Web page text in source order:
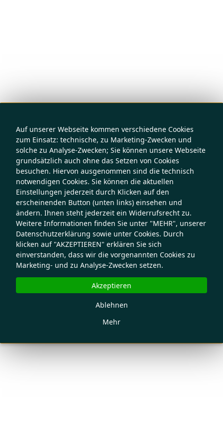
Auf unserer Webseite kommen verschiedene Cookies
zum Einsatz: technische, zu Marketing-Zwecken und
solche zu Analyse-Zwecken; Sie können unsere Webseite
grundsätzlich auch ohne das Setzen von Cookies
besuchen. Hiervon ausgenommen sind die technisch
notwendigen Cookies. Sie können die aktuellen
Einstellungen jederzeit durch Klicken auf den
erscheinenden Button (unten links) einsehen und
ändern. Ihnen steht jederzeit ein Widerrufsrecht zu.
Weitere Informationen finden Sie unter "MEHR", unserer
Datenschutzerklärung sowie unter Cookies. Durch
klicken auf "AKZEPTIEREN" erklären Sie sich
einverstanden, dass wir die vorgenannten Cookies zu
Marketing- und zu Analyse-Zwecken setzen.
Mehr
Ablehnen
Akzeptieren